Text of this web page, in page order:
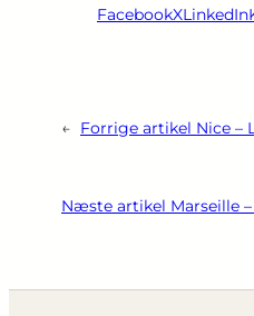
FacebookXLinkedIn
← Forrige artikel Nice –
Næste artikel Marseille